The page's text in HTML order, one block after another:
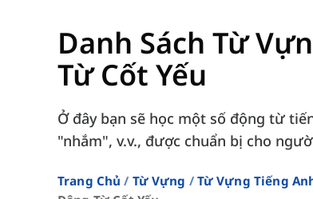
Danh Sách Từ
Từ Cốt Yếu
Ở đây bạn sẽ học một số động từ
"nhắm", v.v., được chuẩn bị cho
Trang Chủ Từ Vựng Từ Vựng Tiếng